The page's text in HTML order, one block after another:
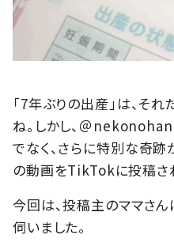
「7年ぶりの出産」は、そ
ね。しかし、＠
でなく、さらに特別な奇
の動画をTikTokに投稿さ
今回は、投稿主のママさ
伺いました。